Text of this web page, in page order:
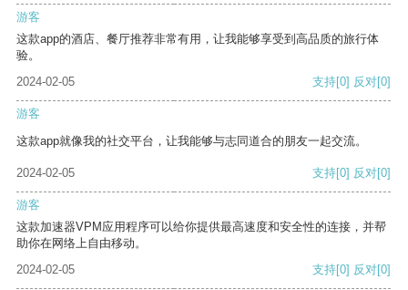
游客
这款app的酒店、餐厅推荐非常有用，让我能够享受到高品质的旅行体
验。
2024-02-05
支持[0] 反对[0]
游客
这款app就像我的社交平台，让我能够与志同道合的朋友一起交流。
2024-02-05 支持[0] 反对[0]
游客
这款加速器VPM应用程序可以给你提供最高速度和安全性的连接，并帮
助你在网络上自由移动。
2024-02-05
支持[0] 反对[0]